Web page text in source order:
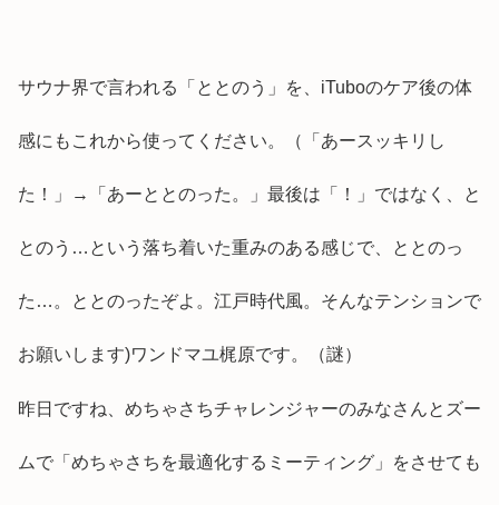
サウナ界で言われる「ととのう」を、iTuboのケア後の体
感にもこれから使ってください。（「あースッキリし
た！」→「あーととのった。」最後は「！」ではなく、と
とのう…という落ち着いた重みのある感じで、ととのっ
た…。ととのったぞよ。江戸時代風。そんなテンションで
お願いします)ワンドマユ梶原です。（謎）
昨日ですね、めちゃさちチャレンジャーのみなさんとズー
ムで「めちゃさちを最適化するミーティング」をさせても